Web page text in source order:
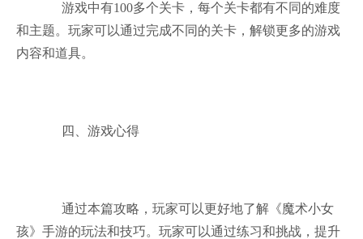
游戏中有100多个关卡，每个关卡都有不同的难度
和主题。玩家可以通过完成不同的关卡，解锁更多的游戏
内容和道具。
四、游戏心得
通过本篇攻略，玩家可以更好地了解《魔术小女
孩》手游的玩法和技巧。玩家可以通过练习和挑战，提升